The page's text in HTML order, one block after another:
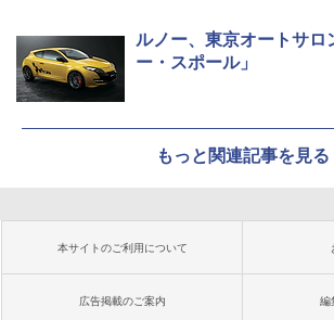
ルノー、東京オートサロ
ー・スポール」
もっと関連記事を見る
本サイトのご利用について
広告掲載のご案内 編